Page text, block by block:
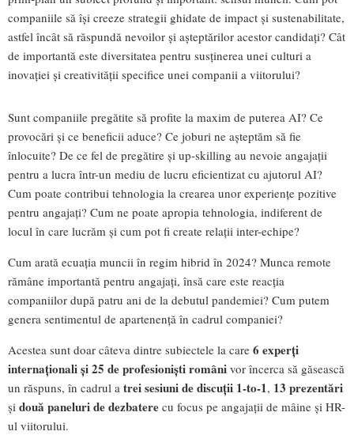
companiile să își creeze strategii ghidate de impact și sustenabilitate,
astfel încât să răspundă nevoilor și așteptărilor acestor candidați? Cât
de importantă este diversitatea pentru susținerea unei culturi a
inovației și creativității specifice unei companii a viitorului?
Sunt companiile pregătite să profite la maxim de puterea AI? Ce
provocări și ce beneficii aduce? Ce joburi ne așteptăm să fie
înlocuite? De ce fel de pregătire și up-skilling au nevoie angajații
pentru a lucra într-un mediu de lucru eficientizat cu ajutorul AI?
Cum poate contribui tehnologia la crearea unor experiențe pozitive
pentru angajați? Cum ne poate apropia tehnologia, indiferent de
locul în care lucrăm și cum pot fi create relații inter-echipe?
Cum arată ecuația muncii în regim hibrid în 2024? Munca remote
rămâne importantă pentru angajați, însă care este reacția
companiilor după patru ani de la debutul pandemiei? Cum putem
genera sentimentul de apartenență în cadrul companiei?
Acestea sunt doar câteva dintre subiectele la care 6 experți
internaționali și 25 de profesioniști români vor încerca să găsească
un răspuns, în cadrul a trei sesiuni de discuții 1-to-1, 13 prezentări
și două paneluri de dezbatere cu focus pe angajații de mâine și HR-
ul viitorului.